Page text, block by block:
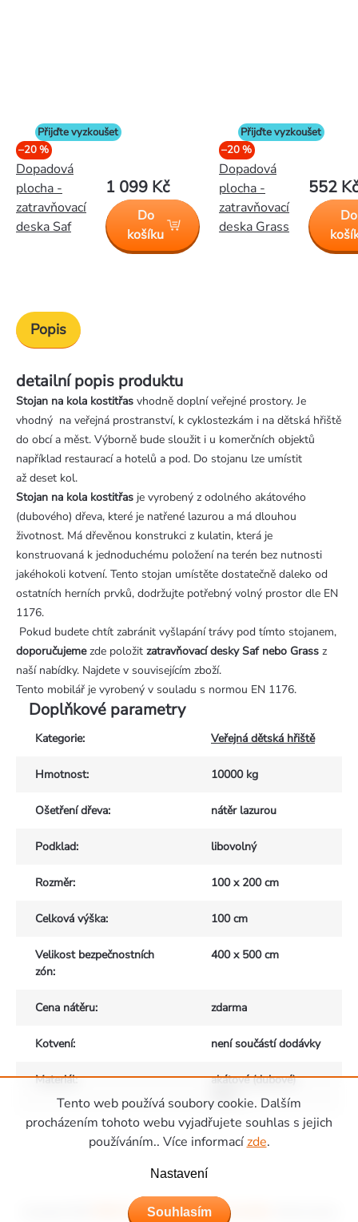
Tento web používá soubory cookie. Dalším
procházením tohoto webu vyjadřujete souhlas s jejich
používáním.. Více informacízde.
Nastavení
Souhlasím
Přijďte vyzkoušet
–20 %
Dopadová
plocha -
zatravňovací
deska Saf
1 099 Kč
Do
košíku
Přijďte vyzkoušet
–20 %
Dopadová
plocha -
zatravňovací
deska Grass
552 Kč
Do
Popis
detailní popis produktu
Stojan na kola kostitřas vhodně doplní veřejné prostory. Je
vhodný na veřejná prostranství, k cyklostezkám i na dětská hřiště
do obcí a měst. Výborně bude sloužit i u komerčních objektů
například restaurací a hotelů a pod. Do stojanu lze umístit
až deset kol.
Stojan na kola kostitřas je vyrobený z odolného akátového
(dubového) dřeva, které je natřené lazurou a má dlouhou
životnost. Má dřevěnou konstrukci z kulatin, která je
konstruovaná k jednoduchému položení na terén bez nutnosti
jakéhokoli kotvení. Tento stojan umístěte dostatečně daleko od
ostatních herních prvků, dodržujte potřebný volný prostor dle EN
1176.
Pokud budete chtít zabránit vyšlapání trávy pod tímto stojanem,
doporučujemezde položit zatravňovací desky Saf nebo Grass z
naší nabídky. Najdete v souvisejícím zboží.
Tento mobilář je vyrobený v souladu s normou EN 1176.
Doplňkové parametry
Kategorie: Veřejná dětská hřiště
Hmotnost: 10000 kg
Ošetření dřeva: nátěr lazurou
Podklad: libovolný
Rozměr: 100 x 200 cm
Celková výška: 100 cm
Velikost bezpečnostních
zón:
400 x 500 cm
Cena nátěru: zdarma
Kotvení: není součástí dodávky
Materiál:
akátové (dubové)
dřevo
Zápatí
Hřiště Piccolino - dětská hřiště a domečky